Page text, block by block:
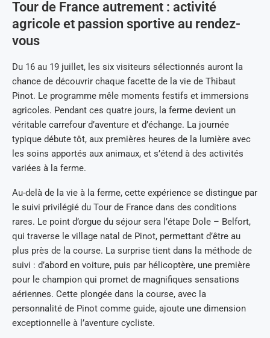
Tour de France autrement : activité
agricole et passion sportive au rendez-
vous
Du 16 au 19 juillet, les six visiteurs sélectionnés auront la
chance de découvrir chaque facette de la vie de Thibaut
Pinot. Le programme mêle moments festifs et immersions
agricoles. Pendant ces quatre jours, la ferme devient un
véritable carrefour d’aventure et d’échange. La journée
typique débute tôt, aux premières heures de la lumière avec
les soins apportés aux animaux, et s’étend à des activités
variées à la ferme.
Au-delà de la vie à la ferme, cette expérience se distingue par
le suivi privilégié du Tour de France dans des conditions
rares. Le point d’orgue du séjour sera l’étape Dole – Belfort,
qui traverse le village natal de Pinot, permettant d’être au
plus près de la course. La surprise tient dans la méthode de
suivi : d’abord en voiture, puis par hélicoptère, une première
pour le champion qui promet de magnifiques sensations
aériennes. Cette plongée dans la course, avec la
personnalité de Pinot comme guide, ajoute une dimension
exceptionnelle à l’aventure cycliste.